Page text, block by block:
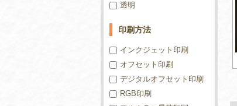
透明
印刷方法
インクジェット印刷
オフセット印刷
デジタルオフセット印刷
RGB印刷